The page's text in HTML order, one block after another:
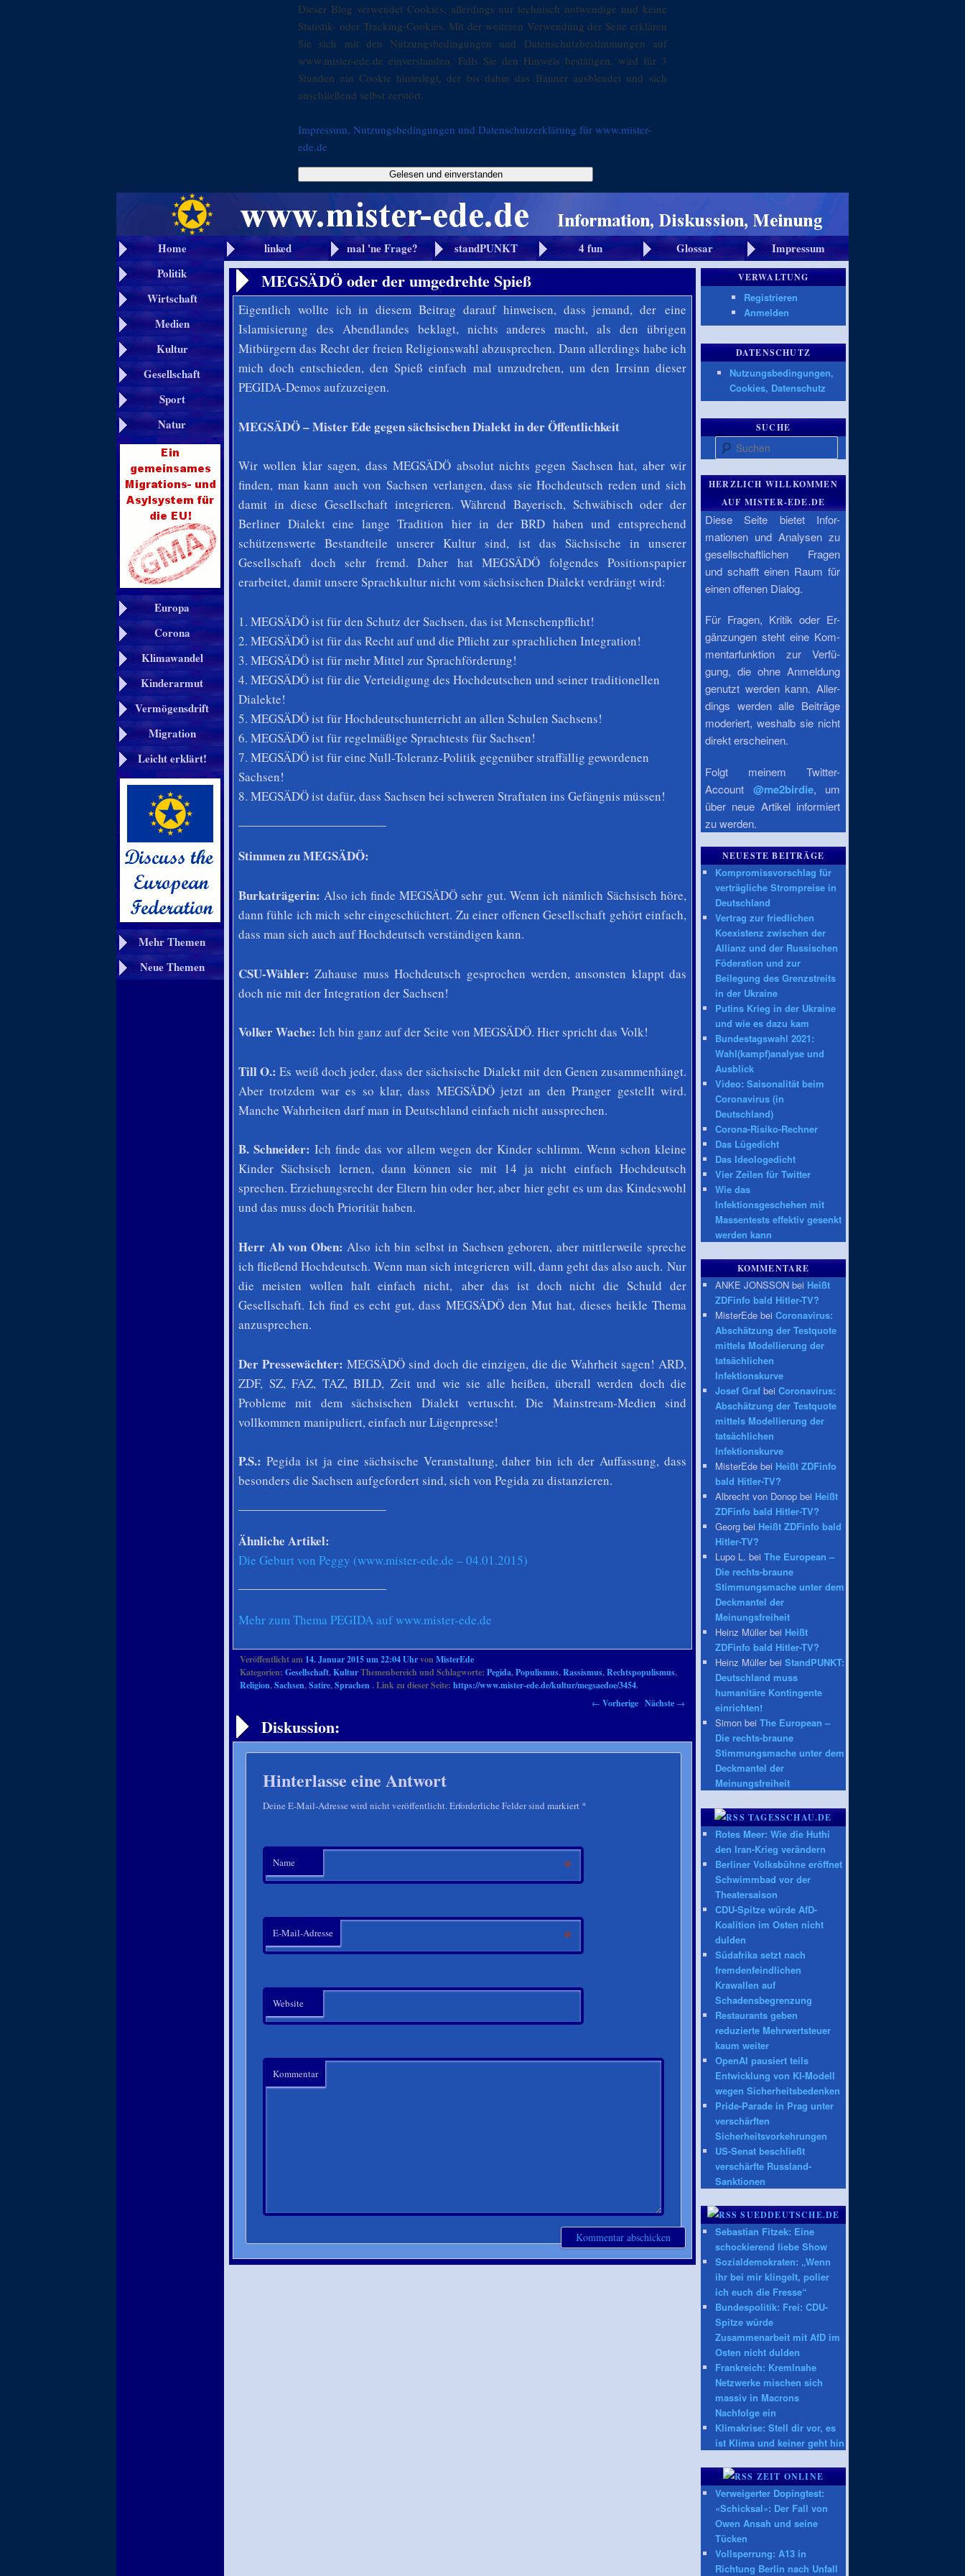
Dieser Blog verwendet Cookies, allerdings nur technisch notwendige und keine
Statistik- oder Tracking-Cookies. Mit der weiteren Verwendung der Seite erklären
Sie sich mit den Nutzungsbedingungen und Datenschutzbestimmungen auf
www.mister-ede.de einverstanden. Falls Sie den Hinweis bestätigen, wird für 3
Stunden ein Cookie hinterlegt, der bis dahin das Banner ausblendet und sich
anschließend selbst zerstört.
Impressum, Nutzungsbedingungen und Datenschutzerklärung für www.mister-
ede.de
Gelesen und einverstanden
Home linked mal 'ne Frage? standPUNKT 4 fun Glossar
Impressum
Politik
Wirtschaft
Medien
Kultur
Gesellschaft
Sport
Natur
Europa
Corona
Klimawandel
Kinderarmut
Vermögensdrift
Migration
Leicht erklärt!
Mehr Themen
Neue Themen
MEGSÄDÖ oder der umgedrehte Spieß
Eigentlich wollte ich in diesem Beitrag darauf hinweisen, dass jemand, der eine
Islamisierung des Abendlandes beklagt, nichts anderes macht, alsden übrigen
Mitbürgern das Recht der freien Religionswahl abzusprechen. Dann allerdings habe ich
mich doch entschieden, den Spieß einfach mal umzudrehen, um den Irrsinn dieser
PEGIDA-Demos aufzuzeigen.
MEGSÄDÖ – Mister Ede gegen sächsischen Dialekt in der Öffentlichkeit
Wir wollen klar sagen, dass MEGSÄDÖ absolut nichts gegen Sachsen hat, aber wir
finden, man kann auch von Sachsen verlangen, dass sie Hochdeutsch reden und sich
damit in diese Gesellschaft integrieren. Während Bayerisch, Schwäbisch oder der
Berliner Dialekt eine lange Tradition hier in der BRD haben und entsprechend
schützenswerte Bestandteile unserer Kultur sind, ist das Sächsische in unserer
Gesellschaft doch sehr fremd. Daher hat MEGSÄDÖ folgendes Positionspapier
erarbeitet, damit unsere Sprachkultur nicht vom sächsischen Dialekt verdrängt wird:
1. MEGSÄDÖ ist für den Schutz der Sachsen, das ist Menschenpflicht!
2. MEGSÄDÖ ist für das Recht auf und die Pflicht zur sprachlichen Integration!
3. MEGSÄDÖ ist für mehr Mittel zur Sprachförderung!
4. MEGSÄDÖ ist für die Verteidigung des Hochdeutschen und seiner traditionellen
Dialekte!
5. MEGSÄDÖ ist für Hochdeutschunterricht an allen Schulen Sachsens!
6. MEGSÄDÖ ist für regelmäßige Sprachtests für Sachsen!
7. MEGSÄDÖ ist für eine Null-Toleranz-Politik gegenüber straffällig gewordenen
Sachsen!
8. MEGSÄDÖ ist dafür, dass Sachsen bei schweren Straftaten ins Gefängnis müssen!
Stimmen zu MEGSÄDÖ:
Burkaträgerin: Also ich finde MEGSÄDÖ sehr gut. Wenn ich nämlich Sächsisch höre,
dann fühle ich mich sehr eingeschüchtert. Zu einer offenen Gesellschaft gehört einfach,
dass man sich auch auf Hochdeutsch verständigen kann.
CSU-Wähler: Zuhause muss Hochdeutsch gesprochen werden, ansonsten klappt das
doch nie mit der Integration der Sachsen!
Volker Wache: Ich bin ganz auf der Seite von MEGSÄDÖ. Hier spricht das Volk!
Till O.: Es weiß doch jeder, dass der sächsische Dialekt mit den Genen zusammenhängt.
Aber trotzdem war es so klar, dass MEGSÄDÖ jetzt an den Pranger gestellt wird.
Manche Wahrheiten darf man in Deutschland einfach nicht aussprechen.
B. Schneider: Ich finde das vor allem wegen der Kinder schlimm. Wenn schon kleine
Kinder Sächsisch lernen, dann können sie mit 14 ja nicht einfach Hochdeutsch
sprechen. Erziehungsrecht der Eltern hin oder her, aber hier geht es um das Kindeswohl
und das muss doch Priorität haben.
Herr Ab von Oben: Also ich bin selbst in Sachsen geboren, aber mittlerweile spreche
ich fließend Hochdeutsch. Wenn man sich integrieren will, dann geht das also auch. Nur
die meisten wollen halt einfach nicht, aber das ist doch nicht die Schuld der
Gesellschaft. Ich find es echt gut, dass MEGSÄDÖ den Mut hat, dieses heikle Thema
anzusprechen.
Der Pressewächter: MEGSÄDÖ sind doch die einzigen, die die Wahrheit sagen! ARD,
ZDF, SZ, FAZ, TAZ, BILD, Zeit und wie sie alle heißen, überall werden doch die
Probleme mit dem sächsischen Dialekt vertuscht. Die Mainstream-Medien sind
vollkommen manipuliert, einfach nur Lügenpresse!
P.S.: Pegida ist ja eine sächsische Veranstaltung, daher bin ich der Auffassung, dass
besonders die Sachsen aufgefordert sind, sich von Pegida zu distanzieren.
Ähnliche Artikel:
Die Geburt von Peggy (www.mister-ede.de – 04.01.2015)
Mehr zum Thema PEGIDA auf www.mister-ede.de
Veröffentlicht am 14. Januar 2015 um 22:04 Uhrvon MisterEde
Kategorien: Gesellschaft,KulturThemenbereich und Schlagworte: Pegida,Populismus,Rassismus,Rechtspopulismus,
Religion,Sachsen,Satire,Sprachen. Link zu dieser Seite: https://www.mister-ede.de/kultur/megsaedoe/3454.
← Vorherige Nächste →
Diskussion:
Hinterlasse eine Antwort
Deine E-Mail-Adresse wird nicht veröffentlicht. Erforderliche Felder sind markiert *
Name *
E-Mail-Adresse *
Website
Kommentar
VERWALTUNG
Registrieren
Anmelden
DATENSCHUTZ
Nutzungsbedingungen,
Cookies, Datenschutz
SUCHE
Suchen
HERZLICH WILLKOMMEN
AUF MISTER-EDE.DE
Diese Seite bietet Infor-
mationen und Analysen zu
gesellschaftlichen Fragen
und schafft einen Raum für
einen offenen Dialog.
Für Fragen, Kritik oder Er-
gänzungen steht eine Kom-
mentarfunktion zur Verfü-
gung, die ohne Anmeldung
genutzt werden kann. Aller-
dings werden alle Beiträge
moderiert, weshalb sie nicht
direkt erscheinen.
Folgt meinem Twitter-
Account @me2birdie, um
über neue Artikel informiert
zu werden.
NEUESTE BEITRÄGE
Kompromissvorschlag für
verträgliche Strompreise in
Deutschland
Vertrag zur friedlichen
Koexistenz zwischen der
Allianz und der Russischen
Föderation und zur
Beilegung des Grenzstreits
in der Ukraine
Putins Krieg in der Ukraine
und wie es dazu kam
Bundestagswahl 2021:
Wahl(kampf)analyse und
Ausblick
Video: Saisonalität beim
Coronavirus (in
Deutschland)
Corona-Risiko-Rechner
Das Lügedicht
Das Ideologedicht
Vier Zeilen für Twitter
Wie das
Infektionsgeschehen mit
Massentests effektiv gesenkt
werden kann
KOMMENTARE
ANKE JONSSON bei Heißt
ZDFinfo bald Hitler-TV?
MisterEde bei Coronavirus:
Abschätzung der Testquote
mittels Modellierung der
tatsächlichen
Infektionskurve
Josef Graf bei Coronavirus:
Abschätzung der Testquote
mittels Modellierung der
tatsächlichen
Infektionskurve
MisterEde bei Heißt ZDFinfo
bald Hitler-TV?
Albrecht von Donop bei Heißt
ZDFinfo bald Hitler-TV?
Georg bei Heißt ZDFinfo bald
Hitler-TV?
Lupo L. bei The European –
Die rechts-braune
Stimmungsmache unter dem
Deckmantel der
Meinungsfreiheit
Heinz Müller bei Heißt
ZDFinfo bald Hitler-TV?
Heinz Müller bei StandPUNKT:
Deutschland muss
humanitäre Kontingente
einrichten!
Simon bei The European –
Die rechts-braune
Stimmungsmache unter dem
Deckmantel der
Meinungsfreiheit
TAGESSCHAU.DE
Rotes Meer: Wie die Huthi
den Iran-Krieg verändern
Berliner Volksbühne eröffnet
Schwimmbad vor der
Theatersaison
CDU-Spitze würde AfD-
Koalition im Osten nicht
dulden
Südafrika setzt nach
fremdenfeindlichen
Krawallen auf
Schadensbegrenzung
Restaurants geben
reduzierte Mehrwertsteuer
kaum weiter
OpenAI pausiert teils
Entwicklung von KI-Modell
wegen Sicherheitsbedenken
Pride-Parade in Prag unter
verschärften
Sicherheitsvorkehrungen
US-Senat beschließt
verschärfte Russland-
Sanktionen
SUEDDEUTSCHE.DE
Sebastian Fitzek: Eine
schockierend liebe Show
Sozialdemokraten: „Wenn
ihr bei mir klingelt, polier
ich euch die Fresse“
Bundespolitik: Frei: CDU-
Spitze würde
Zusammenarbeit mit AfD im
Osten nicht dulden
Frankreich: Kremlnahe
Netzwerke mischen sich
massiv in Macrons
Nachfolge ein
Klimakrise: Stell dir vor, es
ist Klima und keiner geht hin
ZEIT ONLINE
Verweigerter Dopingtest:
«Schicksal»: Der Fall von
Owen Ansah und seine
Tücken
Vollsperrung: A13 in
Richtung Berlin nach Unfall